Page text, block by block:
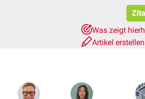
Was zeigt
Artikel erstellen